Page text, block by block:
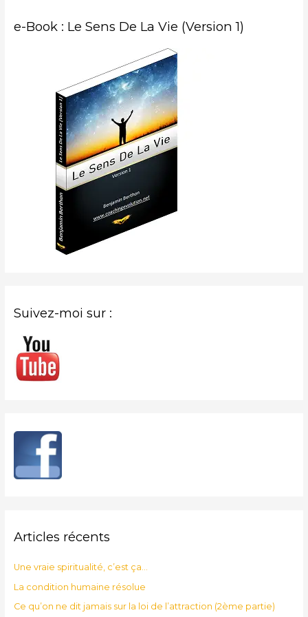
e-Book : Le Sens De La Vie (Version 1)
Suivez-moi sur :
Articles récents
Une vraie spiritualité, c’est ça…
La condition humaine résolue
Ce qu’on ne dit jamais sur la loi de l’attraction (2ème partie)